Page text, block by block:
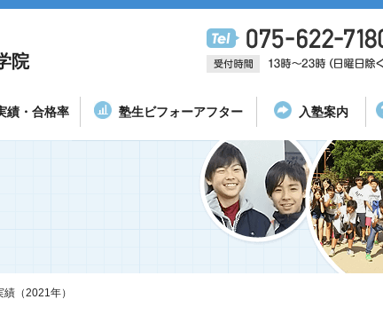
院
績・合格率 塾生ビフォーアフター 入塾案内
（2021年）